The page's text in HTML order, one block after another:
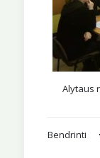
Alytaus
Bendrinti